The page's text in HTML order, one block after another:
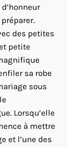
des petites
petite
sa robe
sous
Lorsqu’elle
à mettre
et l’une des